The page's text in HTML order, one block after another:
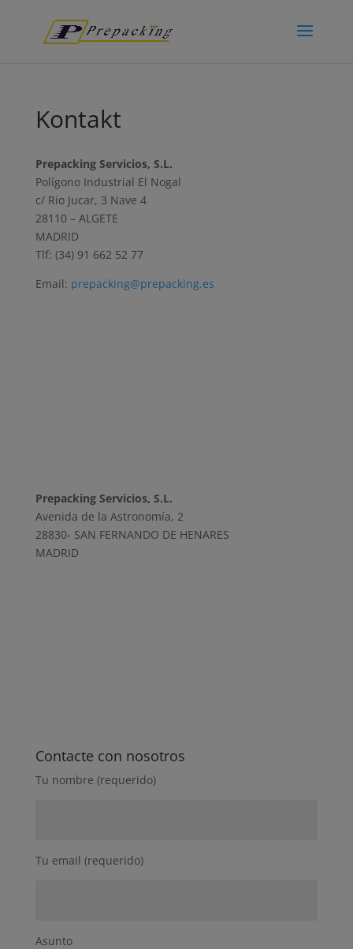
Kontakt
Prepacking Servicios, S.L.
Polígono Industrial El Nogal
c/ Rio Jucar, 3 Nave 4
28110 – ALGETE
MADRID
Tlf: (34) 91 662 52 77
Email: prepacking@prepacking.es
Prepacking Servicios, S.L.
Avenida de la Astronomía, 2
28830- SAN FERNANDO DE HENARES
MADRID
Contacte con nosotros
Tu nombre (requerido)
Tu email (requerido)
Asunto